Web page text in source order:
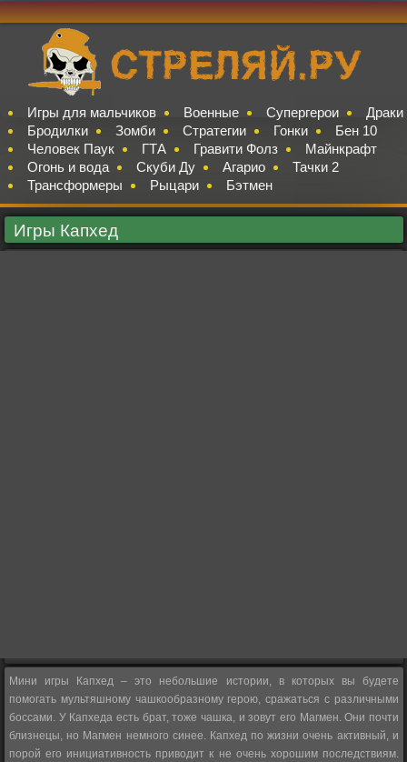
Игры для мальчиков Военные Супергерои
Драки
Бродилки
Зомби Стратегии Гонки
Бен 10
Человек Паук
ГТА Гравити Фолз
Майнкрафт
Огонь и вода
Скуби Ду Агарио
Тачки 2
Трансформеры
Рыцари Бэтмен
Игры Капхед
Мини игры Капхед – это небольшие истории, в которых вы будете
помогать мультяшному чашкообразному герою, сражаться с различными
боссами. У Капхеда есть брат, тоже чашка, и зовут его Магмен. Они почти
близнецы, но Магмен немного синее. Капхед по жизни очень активный, и
порой его инициативность приводит к не очень хорошим последствиям.